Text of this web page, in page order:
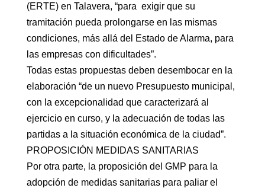
(ERTE) en Talavera, “para exigir que su
tramitación pueda prolongarse en las mismas
condiciones, más allá del Estado de Alarma, para
las empresas con dificultades”.
Todas estas propuestas deben desembocar en la
elaboración “de un nuevo Presupuesto municipal,
con la excepcionalidad que caracterizará al
ejercicio en curso, y la adecuación de todas las
partidas a la situación económica de la ciudad”.
PROPOSICIÓN MEDIDAS SANITARIAS
Por otra parte, la proposición del GMP para la
adopción de medidas sanitarias para paliar el